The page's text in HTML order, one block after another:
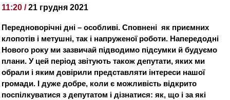
11:20 /21 грудня 2021
Передноворічні дні – особливі. Сповнені як приємних
клопотів і метушні, так і напруженої роботи. Напередодні
Нового року ми зазвичай підводимо підсумки й будуємо
плани. У цей період звітують також депутати, яких ми
обрали і яким довірили представляти інтереси нашої
громади. І дуже добре, коли є можливість відкрито
поспілкуватися з депутатом і дізнатися: як, що і за які